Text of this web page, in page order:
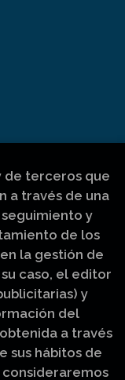
de terceros que
a través de una
y
de los
la gestión de
caso, el editor
y
del
a través
sus hábitos de
consideraremos